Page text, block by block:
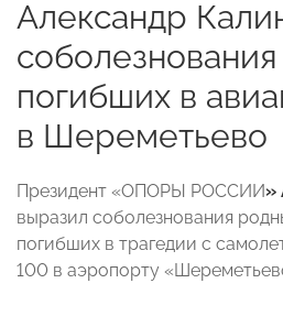
Александр
погибших в
в Шереметьево
Президент «ОПОРЫ РОССИИ»
выразил соболезнования
погибших в трагедии с
100 в аэропорту